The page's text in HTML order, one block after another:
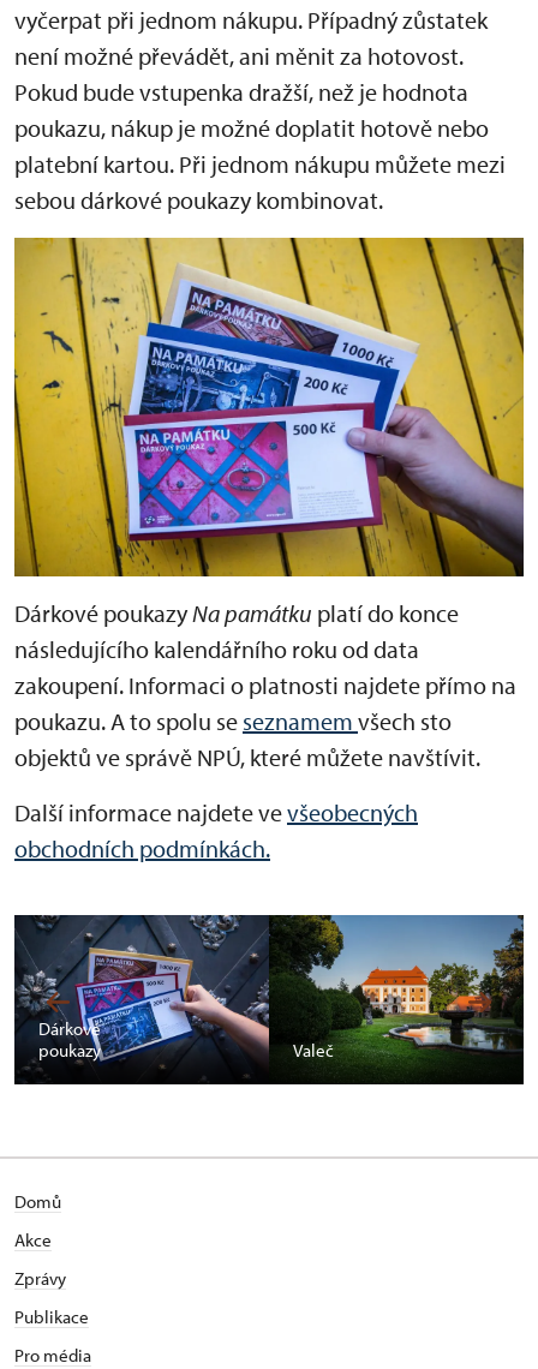
vyčerpat při jednom nákupu. Případný zůstatek
není možné převádět, ani měnit za hotovost.
Pokud bude vstupenka dražší, než je hodnota
poukazu, nákup je možné doplatit hotově nebo
platební kartou. Při jednom nákupu můžete mezi
sebou dárkové poukazy kombinovat.
Dárkové poukazyNa památku platí do konce
následujícího kalendářního roku od data
zakoupení. Informaci o platnosti najdete přímo na
poukazu. A to spolu se seznamem všech sto
objektů ve správě NPÚ, které můžete navštívit.
Další informace najdete vevšeobecných
obchodních podmínkách.
Dárkové
poukazy
Valeč
Domů
Akce
Zprávy
Publikace
Pro média